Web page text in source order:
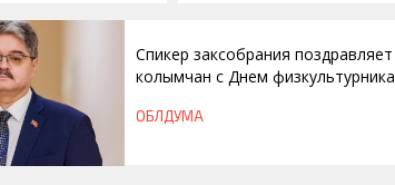
Спикер заксобрания поздравляет
колымчан с Днем физкультурника
ОБЛДУМА